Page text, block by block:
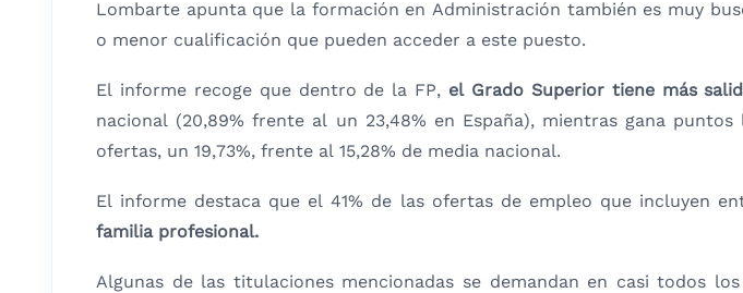
Lombarte apunta que la formación en Administración también es muy
o menor cualificación que pueden acceder a este puesto.
El informe recoge que dentro de la FP, el Grado Superior tiene más
nacional (20,89% frente al un 23,48% en España), mientras gana
ofertas, un 19,73%, frente al 15,28% de media nacional.
El informe destaca que el 41% de las ofertas de empleo que incluyen
familia profesional.
Algunas de las titulaciones mencionadas se demandan en casi todos